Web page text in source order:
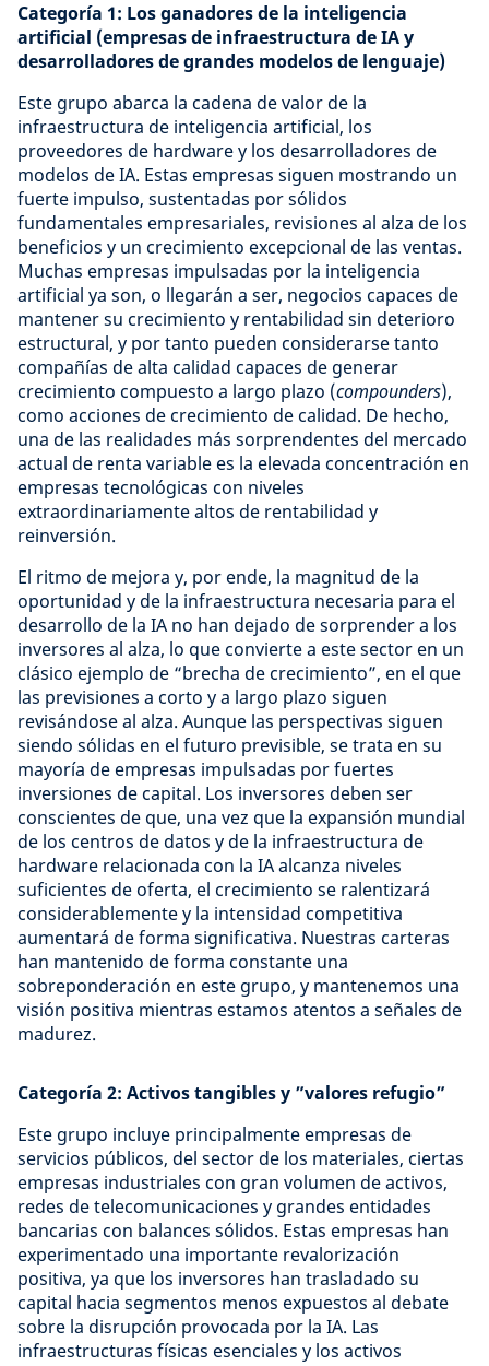
Categoría 1: Los ganadores de la inteligencia
artificial (empresas de infraestructura de IA y
desarrolladores de grandes modelos de lenguaje)
Este grupo abarca la cadena de valor de la
infraestructura de inteligencia artificial, los
proveedores de hardware y los desarrolladores de
modelos de IA. Estas empresas siguen mostrando un
fuerte impulso, sustentadas por sólidos
fundamentales empresariales, revisiones al alza de los
beneficios y un crecimiento excepcional de las ventas.
Muchas empresas impulsadas por la inteligencia
artificial ya son, o llegarán a ser, negocios capaces de
mantener su crecimiento y rentabilidad sin deterioro
estructural, y por tanto pueden considerarse tanto
compañías de alta calidad capaces de generar
crecimiento compuesto a largo plazo (compounders),
como acciones de crecimiento de calidad. De hecho,
una de las realidades más sorprendentes del mercado
actual de renta variable es la elevada concentración en
empresas tecnológicas con niveles
extraordinariamente altos de rentabilidad y
reinversión.
El ritmo de mejora y, por ende, la magnitud de la
oportunidad y de la infraestructura necesaria para el
desarrollo de la IA no han dejado de sorprender a los
inversores al alza, lo que convierte a este sector en un
clásico ejemplo de “brecha de crecimiento”, en el que
las previsiones a corto y a largo plazo siguen
revisándose al alza. Aunque las perspectivas siguen
siendo sólidas en el futuro previsible, se trata en su
mayoría de empresas impulsadas por fuertes
inversiones de capital. Los inversores deben ser
conscientes de que, una vez que la expansión mundial
de los centros de datos y de la infraestructura de
hardware relacionada con la IA alcanza niveles
suficientes de oferta, el crecimiento se ralentizará
considerablemente y la intensidad competitiva
aumentará de forma significativa. Nuestras carteras
han mantenido de forma constante una
sobreponderación en este grupo, y mantenemos una
visión positiva mientras estamos atentos a señales de
madurez.
Categoría 2: Activos tangibles y ”valores refugio”
Este grupo incluye principalmente empresas de
servicios públicos, del sector de los materiales, ciertas
empresas industriales con gran volumen de activos,
redes de telecomunicaciones y grandes entidades
bancarias con balances sólidos. Estas empresas han
experimentado una importante revalorización
positiva, ya que los inversores han trasladado su
capital hacia segmentos menos expuestos al debate
sobre la disrupción provocada por la IA. Las
infraestructuras físicas esenciales y los activos